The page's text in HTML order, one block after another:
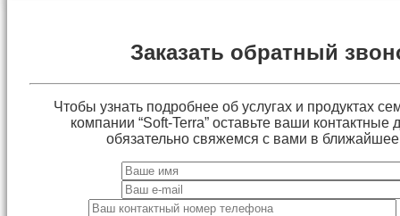
Заказать обратный
Чтобы узнать подробнее об услугах и продуктах
компании “Soft-Terra” оставьте ваши
обязательно свяжемся с вами в